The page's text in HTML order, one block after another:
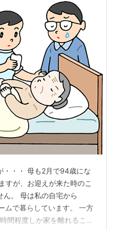
・・・ 母も2月で94歳にな
すが、お迎えが来た時のこ
ん。 母は私の自宅から
ムで暮らしています。 一方
間程度しか家を離れること